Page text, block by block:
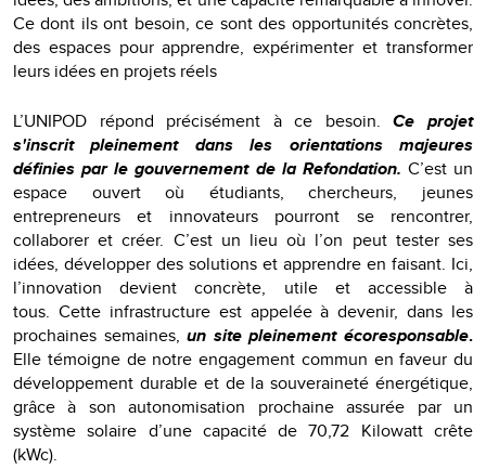
Ce dont ils ont besoin, ce sont des opportunités concrètes,
des espaces pour apprendre, expérimenter et transformer
leurs idées en projets réels
L’UNIPOD répond précisément à ce besoin.Ce projet
s'inscrit pleinement dans les orientations majeures
définies par le gouvernement de la Refondation. C’est un
espace ouvert où étudiants, chercheurs, jeunes
entrepreneurs et innovateurs pourront se rencontrer,
collaborer et créer. C’est un lieu où l’on peut tester ses
idées, développer des solutions et apprendre en faisant. Ici,
l’innovation devient concrète, utile et accessible à
tous. Cette infrastructure est appelée à devenir, dans les
prochaines semaines,un site pleinement écoresponsable.
Elle témoigne de notre engagement commun en faveur du
développement durable et de la souveraineté énergétique,
grâce à son autonomisation prochaine assurée par un
système solaire d’une capacité de 70,72 Kilowatt crête
(kWc).